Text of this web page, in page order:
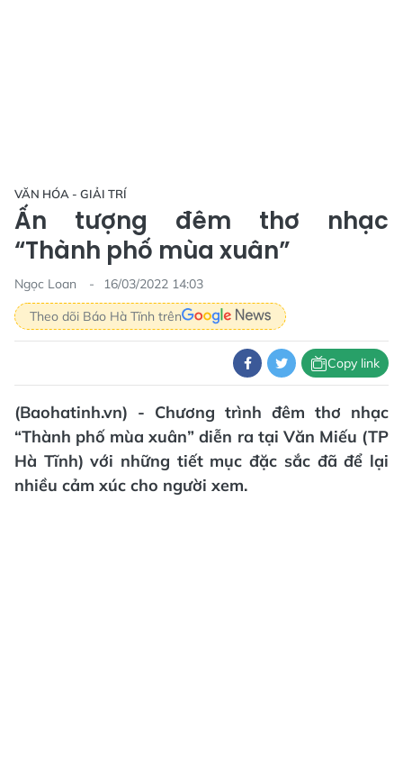
VĂN HÓA - GIẢI TRÍ
Ấn tượng đêm thơ nhạc
“Thành phố mùa xuân”
Ngọc Loan
16/03/2022 14:03
Theo dõi Báo Hà Tĩnh trên
Copy link
(Baohatinh.vn) - Chương trình đêm thơ nhạc
“Thành phố mùa xuân” diễn ra tại Văn Miếu (TP
Hà Tĩnh) với những tiết mục đặc sắc đã để lại
nhiều cảm xúc cho người xem.